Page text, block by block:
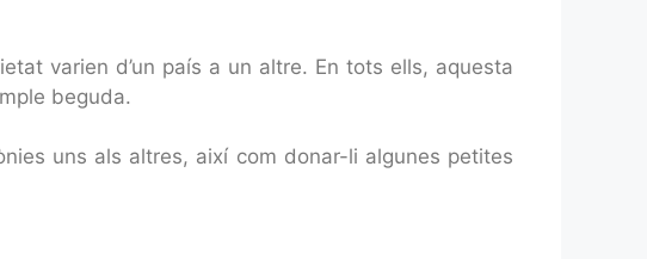
varien d’un país a un altre. En tots ells, aquesta
beguda.
uns als altres, així com donar-li algunes petites